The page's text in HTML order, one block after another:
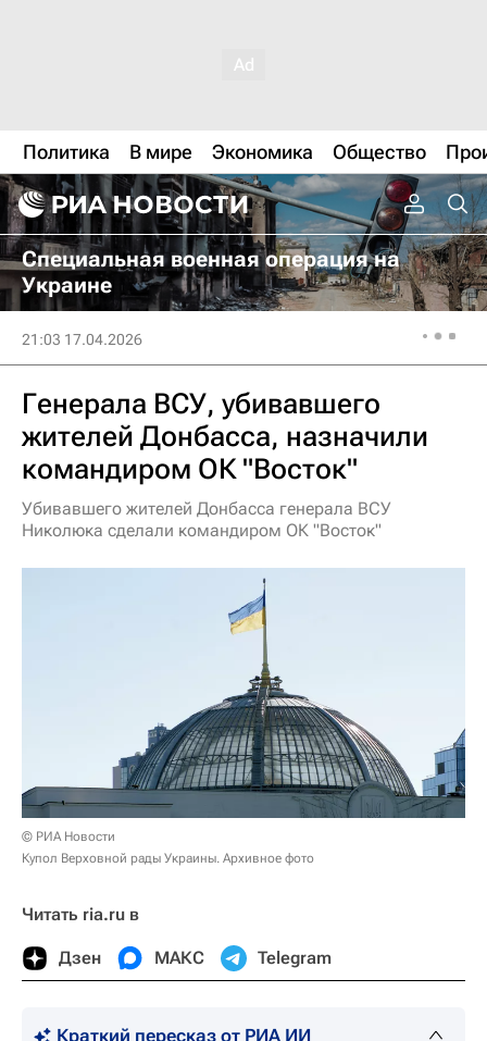
Политика В мире Экономика Общество
Специальная военная операция на
Украине
21:03 17.04.2026
Генерала ВСУ, убивавшего
жителей Донбасса, назначили
командиром ОК "Восток"
Убивавшего жителей Донбасса генерала ВСУ
Николюка сделали командиром ОК "Восток"
© РИА Новости
Купол Верховной рады Украины. Архивное фото
Читать ria.ru в
Дзен МАКС Telegram
Краткий пересказ от РИА ИИ